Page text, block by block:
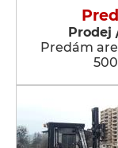
Prodej
Predám